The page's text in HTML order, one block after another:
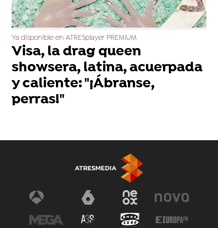
Ya disponible en ATRESplayer PREMIUM
Visa, la drag queen
showsera, latina, acuerpada
y caliente: "¡Ábranse,
perras!"